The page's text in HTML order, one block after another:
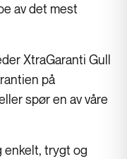
av det mest
XtraGaranti Gull
på
spør en av våre
enkelt, trygt og